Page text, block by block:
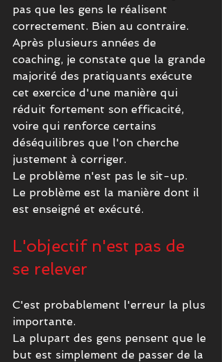
pas que les gens le réalisent
correctement. Bien au contraire.
Après plusieurs années de
coaching, je constate que la grande
majorité des pratiquants exécute
cet exercice d'une manière qui
réduit fortement son efficacité,
voire qui renforce certains
déséquilibres que l'on cherche
justement à corriger.
Le problème n'est pas le sit-up.
Le problème est la manière dont il
est enseigné et exécuté.
L'objectif n'est pas de
se relever
C'est probablement l'erreur la plus
importante.
La plupart des gens pensent que le
but est simplement de passer de la